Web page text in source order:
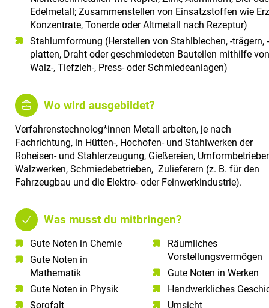
Edelmetall; Zusammenstellen von Einsatzstoffen wie
Konzentrate, Tonerde oder Altmetall nach Rezeptur)
Stahlumformung (Herstellen von Stahlblechen, -trägern, -
platten, Draht oder geschmiedeten Bauteilen mithilfe von
Walz-, Tiefzieh-, Press- oder Schmiedeanlagen)
Wo wird ausgebildet?
Verfahrenstechnolog*innen Metall arbeiten, je nach
Fachrichtung, in Hütten-, Hochofen- und Stahlwerken der
Roheisen- und Stahlerzeugung, Gießereien,
Walzwerken, Schmiedebetrieben, Zulieferern (z. B. für den
Fahrzeugbau und die Elektro- oder Feinwerkindustrie).
Was musst du mitbringen?
Gute Noten in Chemie​
Gute Noten in
Mathematik​
Gute Noten in Physik​
Sorgfalt​
Räumliches
Vorstellungsvermögen​
Gute Noten in Werken
Handwerkliches
Umsicht